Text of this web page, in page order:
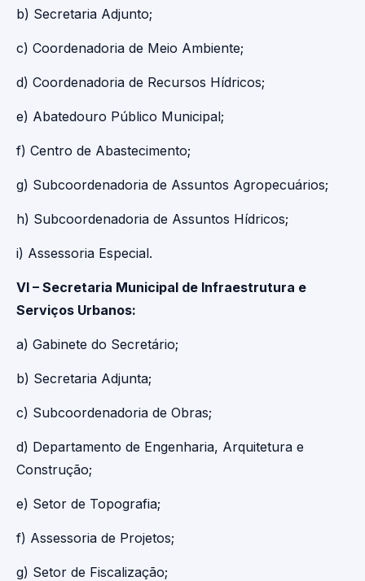
b) Secretaria Adjunto;
c) Coordenadoria de Meio Ambiente;
d) Coordenadoria de Recursos Hídricos;
e) Abatedouro Público Municipal;
f) Centro de Abastecimento;
g) Subcoordenadoria de Assuntos Agropecuários;
h) Subcoordenadoria de Assuntos Hídricos;
i) Assessoria Especial.
VI – Secretaria Municipal de Infraestrutura e
Serviços Urbanos:
a) Gabinete do Secretário;
b) Secretaria Adjunta;
c) Subcoordenadoria de Obras;
d) Departamento de Engenharia, Arquitetura e
Construção;
e) Setor de Topografia;
f) Assessoria de Projetos;
g) Setor de Fiscalização;